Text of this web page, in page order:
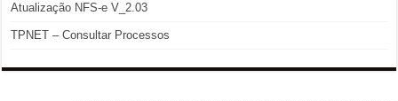
Atualização NFS-e V_2.03
TPNET – Consultar Processos